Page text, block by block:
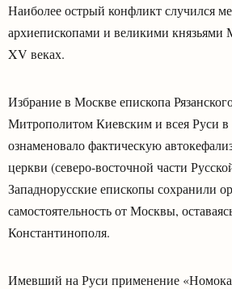
Наиболее острый конфликт случился
архиепископами и великими
XV веках.
Избрание в Москве епископа
Митрополитом Киевским и всея Руси в
ознаменовало фактическую
церкви (северо-восточной части
Западнорусские епископы сохранили
самостоятельность от Москвы,
Константинополя.
Имевший на Руси применение